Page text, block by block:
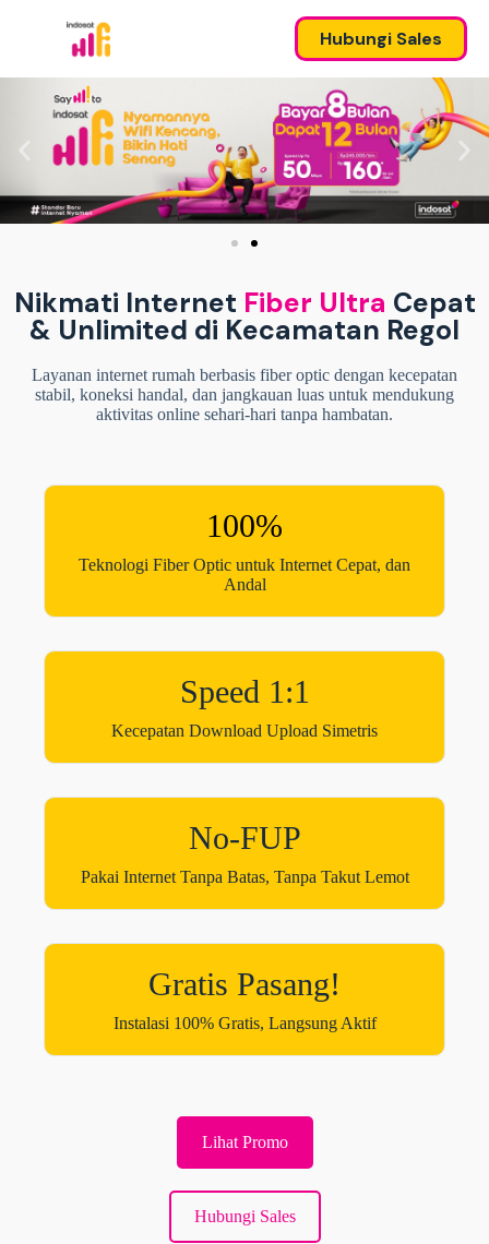
Hubungi Sales
Nikmati Internet Fiber Ultra Cepat
& Unlimited di Kecamatan Regol
Layanan internet rumah berbasis fiber optic dengan kecepatan
stabil, koneksi handal, dan jangkauan luas untuk mendukung
aktivitas online sehari-hari tanpa hambatan.
100%
Teknologi Fiber Optic untuk Internet Cepat, dan
Andal
Speed 1:1
Kecepatan Download Upload Simetris
No-FUP
Pakai Internet Tanpa Batas, Tanpa Takut Lemot
Gratis Pasang!
Instalasi 100% Gratis, Langsung Aktif
Lihat Promo
Hubungi Sales